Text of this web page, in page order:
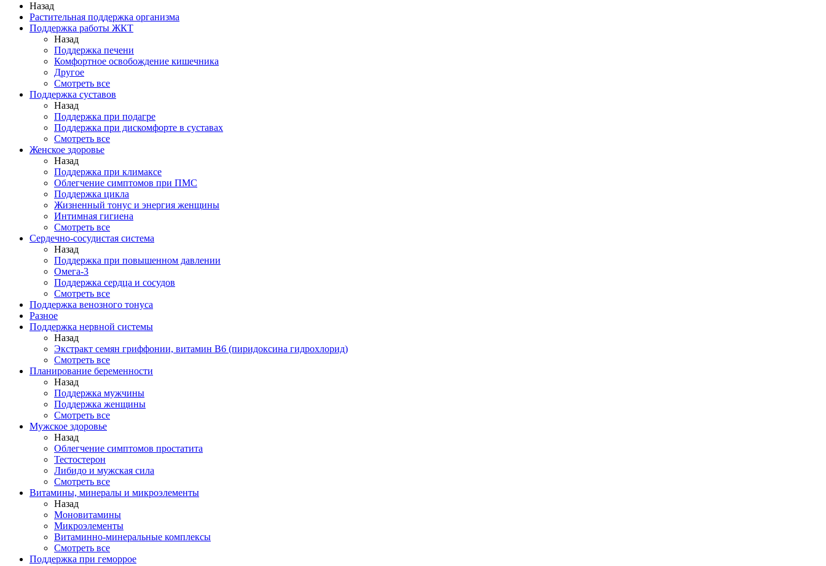
Назад
Растительная поддержка организма
Поддержка работы ЖКТ
Назад
Поддержка печени
Комфортное освобождение кишечника
Другое
Смотреть все
Поддержка суставов
Назад
Поддержка при подагре
Поддержка при дискомфорте в суставах
Смотреть все
Женское здоровье
Назад
Поддержка при климаксе
Облегчение симптомов при ПМС
Поддержка цикла
Жизненный тонус и энергия женщины
Интимная гигиена
Смотреть все
Сердечно-сосудистая система
Назад
Поддержка при повышенном давлении
Омега-3
Поддержка сердца и сосудов
Смотреть все
Поддержка венозного тонуса
Разное
Поддержка нервной системы
Назад
Экстракт семян гриффонии, витамин В6 (пиридоксина гидрохлорид)
Смотреть все
Планирование беременности
Назад
Поддержка мужчины
Поддержка женщины
Смотреть все
Мужское здоровье
Назад
Облегчение симптомов простатита
Тестостерон
Либидо и мужская сила
Смотреть все
Витамины, минералы и микроэлементы
Назад
Моновитамины
Микроэлементы
Витаминно-минеральные комплексы
Смотреть все
Поддержка при геморрое